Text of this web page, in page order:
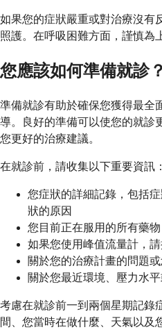
如果您的症狀嚴重或對治療沒有
照護。在呼吸困難方面，謹慎為
您應該如何準備就診？
準備就診有助於確保您獲得最全
導。良好的準備可以使您的就診
您更好的治療建議。
在就診前，請收集以下重要資訊：
您症狀的詳細記錄，包括
狀的原因
您目前正在服用的所有藥
如果您使用峰值流量計，
關於您的治療計畫的問題
關於您最近環境、壓力水
考慮在就診前一到兩個星期記錄
間、您當時在做什麼、天氣以及